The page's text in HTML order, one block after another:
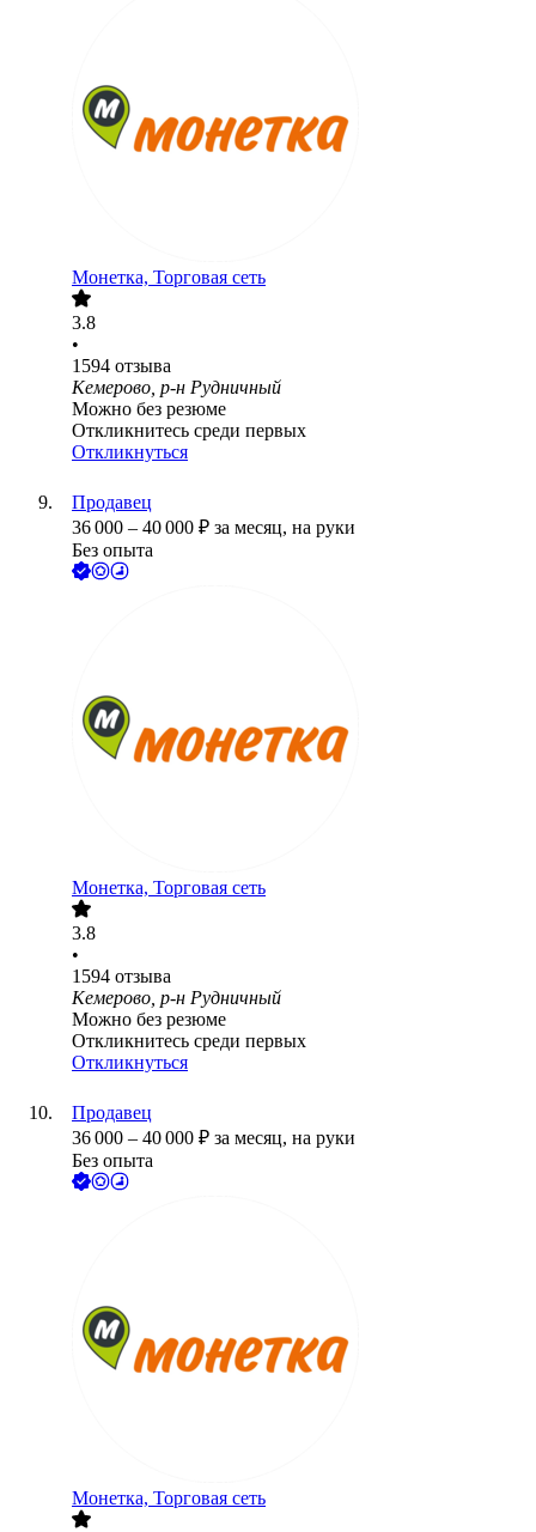
Монетка, Торговая сеть
3.8
•
1594 отзыва
Кемерово, р-н Рудничный
Можно без резюме
Откликнитесь среди первых
Откликнуться
Продавец
36 000 – 40 000 ₽ за месяц, на руки
Без опыта
Монетка, Торговая сеть
3.8
•
1594 отзыва
Кемерово, р-н Рудничный
Можно без резюме
Откликнитесь среди первых
Откликнуться
Продавец
36 000 – 40 000 ₽ за месяц, на руки
Без опыта
Монетка, Торговая сеть